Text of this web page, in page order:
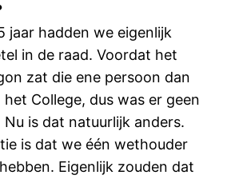
jaar hadden we eigenlijk
in de raad. Voordat het
zat die ene persoon dan
College, dus was er geen
is dat natuurlijk anders.
is dat we één wethouder
Eigenlijk zouden dat